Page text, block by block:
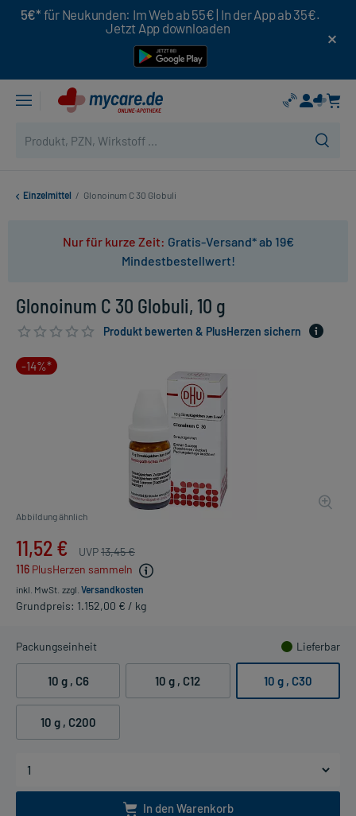
5€* für Neukunden: Im Web ab 55€ | In der App ab 35€.
Jetzt App downloaden
Einzelmittel / Glonoinum C 30 Globuli
Nur für kurze Zeit: Gratis-Versand* ab 19€
Mindestbestellwert!
Glonoinum C 30 Globuli, 10 g
Produkt bewerten & PlusHerzen sichern
-14%*
Abbildung ähnlich
11,52 € UVP13,45 €
116 PlusHerzen sammeln
inkl. MwSt. zzgl. Versandkosten
Grundpreis: 1.152,00 € / kg
Packungseinheit Lieferbar
10 g , C6 10 g , C12 10 g , C30
10 g , C200
In den Warenkorb